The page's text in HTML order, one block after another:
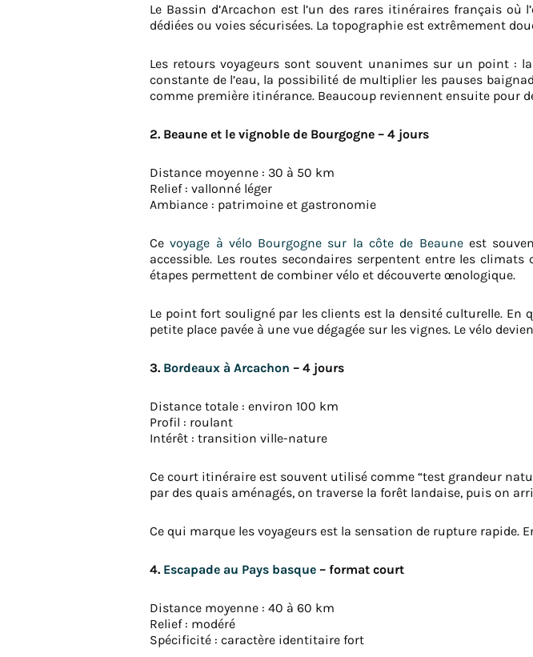
Le Bassin d’Arcachon est l’un des rares itinéraires français
dédiées ou voies sécurisées. La topographie est extrêmement
Les retours voyageurs sont souvent unanimes sur un point :
constante de l’eau, la possibilité de multiplier les pauses
comme première itinérance. Beaucoup reviennent ensuite pour
2. Beaune et le vignoble de Bourgogne – 4 jours
Distance moyenne : 30 à 50 km
Relief : vallonné léger
Ambiance : patrimoine et gastronomie
Cevoyage à vélo Bourgogne sur la côte de Beauneest
accessible. Les routes secondaires serpentent entre les
étapes permettent de combiner vélo et découverte œnologique.
Le point fort souligné par les clients est la densité culturelle. En
petite place pavée à une vue dégagée sur les vignes. Le vélo
3. Bordeaux à Arcachon – 4 jours
Distance totale : environ 100 km
Profil : roulant
Intérêt : transition ville-nature
Ce court itinéraire est souvent utilisé comme “test grandeur
par des quais aménagés, on traverse la forêt landaise, puis on
Ce qui marque les voyageurs est la sensation de rupture rapide.
4. Escapade au Pays basque – format court
Distance moyenne : 40 à 60 km
Relief : modéré
Spécificité : caractère identitaire fort